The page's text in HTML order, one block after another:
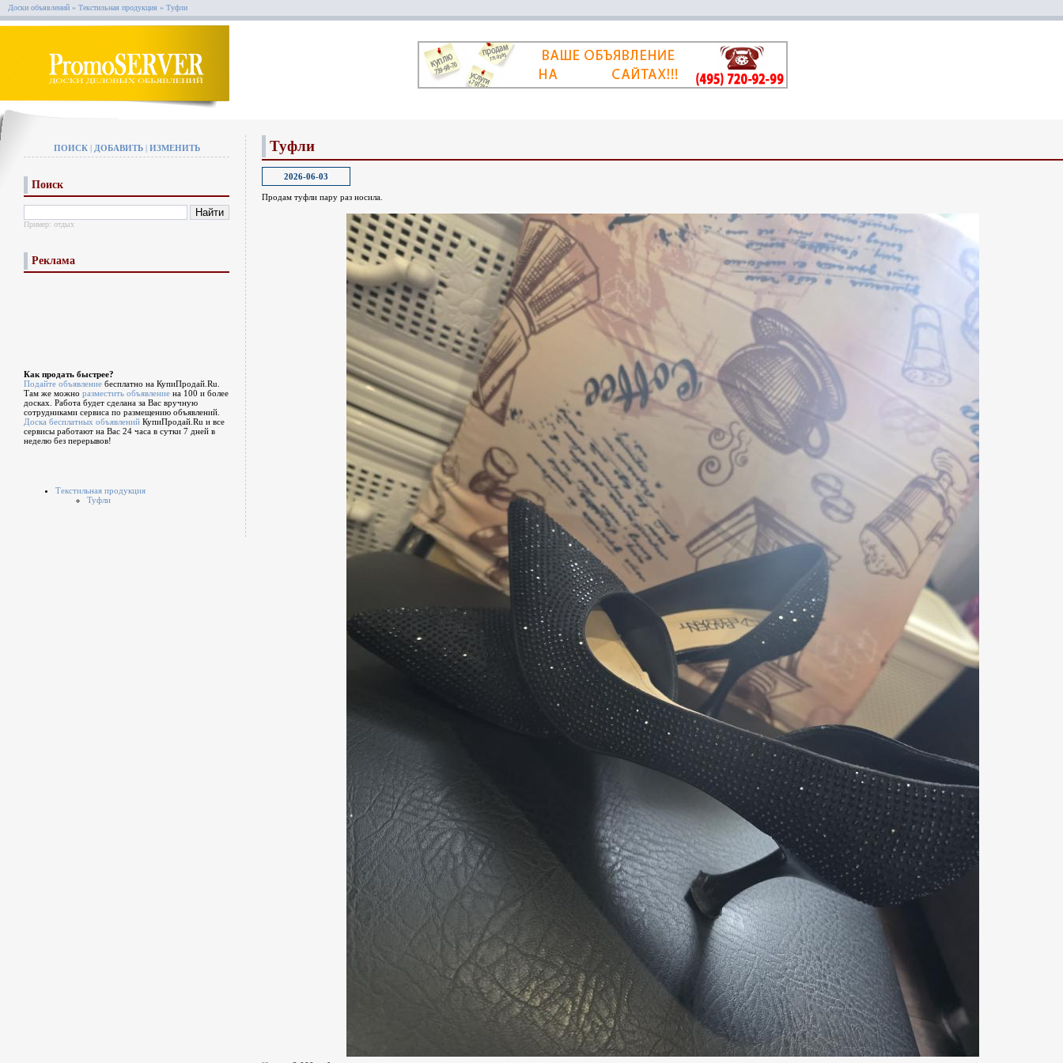
Доски объявлений » Текстильная продукция » Туфли
ПОИСК| ДОБАВИТЬ| ИЗМЕНИТЬ
Поиск
Пример: отдых
Реклама
Как продать быстрее?
Подайте объявление бесплатно на КупиПродай.Ru.
Там же можно разместить объявление на 100 и более
досках. Работа будет сделана за Вас вручную
сотрудниками сервиса по размещению объявлений.
Доска бесплатных объявлений КупиПродай.Ru и все
сервисы работают на Вас 24 часа в сутки 7 дней в
неделю без перерывов!
Текстильная продукция
Туфли
Туфли
2026-06-03
Продам туфли пару раз носила.